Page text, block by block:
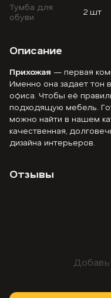
Тумба для
обуви
2 шт
Описание
Прихожая — первая
Именно она задает тон
офиса. Чтобы её
подходящую мебель.
можно найти в нашем
качественная,
дизайна интерьеров.
Отзывы